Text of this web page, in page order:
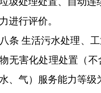
进行评价。
条 生活污水处理、工
无害化处理处置（
、气）服务能力等级